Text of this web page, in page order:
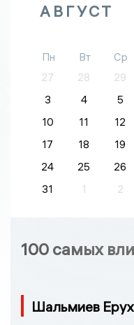
АВГУСТ
Пн Вт Ср
27
28 29
3
4 5
10
11 12
17
18 19
24
25 26
31
1 2
100 самых
Шальмиев